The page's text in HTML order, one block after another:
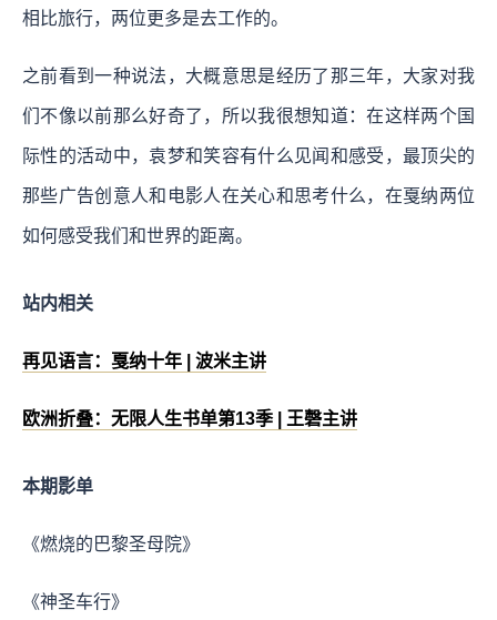
相比旅行，两位更多是去工作的。
之前看到一种说法，大概意思是经历了那三年，大家对我
们不像以前那么好奇了，所以我很想知道：在这样两个国
际性的活动中，袁梦和笑容有什么见闻和感受，最顶尖的
那些广告创意人和电影人在关心和思考什么，在戛纳两位
如何感受我们和世界的距离。
站内相关
再见语言：戛纳十年 | 波米主讲
欧洲折叠：无限人生书单第13季 | 王磬主讲
本期影单
《燃烧的巴黎圣母院》
《神圣车行》